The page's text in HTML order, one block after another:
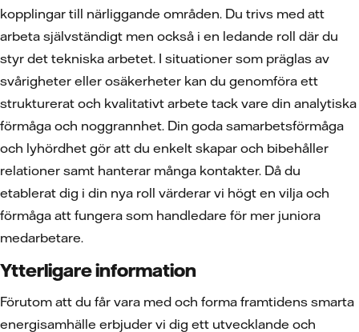
kopplingar till närliggande områden. Du trivs med att
arbeta självständigt men också i en ledande roll där du
styr det tekniska arbetet. I situationer som präglas av
svårigheter eller osäkerheter kan du genomföra ett
strukturerat och kvalitativt arbete tack vare din analytiska
förmåga och noggrannhet. Din goda samarbetsförmåga
och lyhördhet gör att du enkelt skapar och bibehåller
relationer samt hanterar många kontakter. Då du
etablerat dig i din nya roll värderar vi högt en vilja och
förmåga att fungera som handledare för mer juniora
medarbetare.
Ytterligare information
Förutom att du får vara med och forma framtidens smarta
energisamhälle erbjuder vi dig ett utvecklande och